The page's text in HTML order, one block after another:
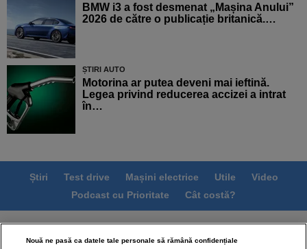
BMW i3 a fost desmenat „Mașina Anului”
2026 de către o publicație britanică.…
ȘTIRI AUTO
Motorina ar putea deveni mai ieftină.
Legea privind reducerea accizei a intrat
în…
Știri Test drive Mașini electrice Utile
Video
Podcast cu Prioritate
Cât costă?
Termeni si conditii
Politica de confidentialitate
Politica de cookies
Echipa editorială Contact
Nouă ne pasă ca datele tale personale să rămână confidențiale